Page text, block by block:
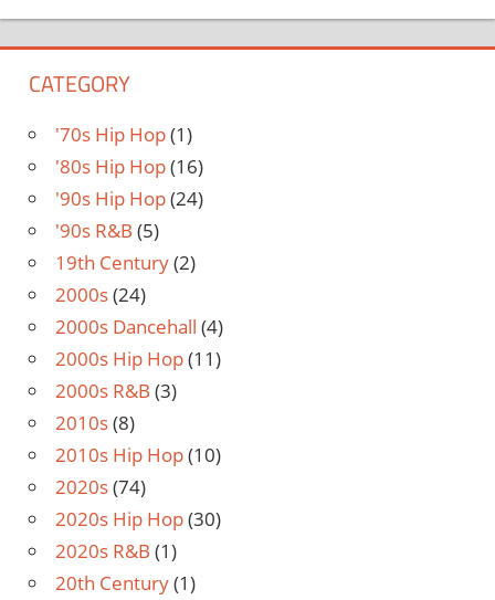
CATEGORY
'70s Hip Hop(1)
'80s Hip Hop(16)
'90s Hip Hop(24)
'90s R&B (5)
19th Century(2)
2000s(24)
2000s Dancehall (4)
2000s Hip Hop(11)
2000s R&B (3)
2010s(8)
2010s Hip Hop(10)
2020s(74)
2020s Hip Hop(30)
2020s R&B (1)
20th Century(1)